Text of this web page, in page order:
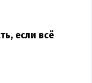
если всё